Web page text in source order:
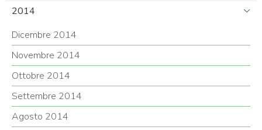
2014
Dicembre 2014
Novembre 2014
Ottobre 2014
Settembre 2014
Agosto 2014